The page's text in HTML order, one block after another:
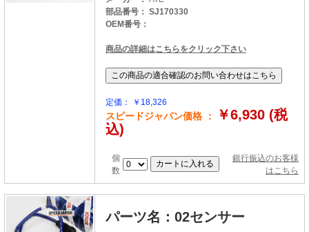
部品番号： SJ170330
OEM番号：
商品の詳細はこちらをクリック下さい
定価： ￥18,326
スピードジャパン価格 ：
￥6,930 (税
込)
個
数
銀行振込のお客様
はこちら
パーツ名：02センサー